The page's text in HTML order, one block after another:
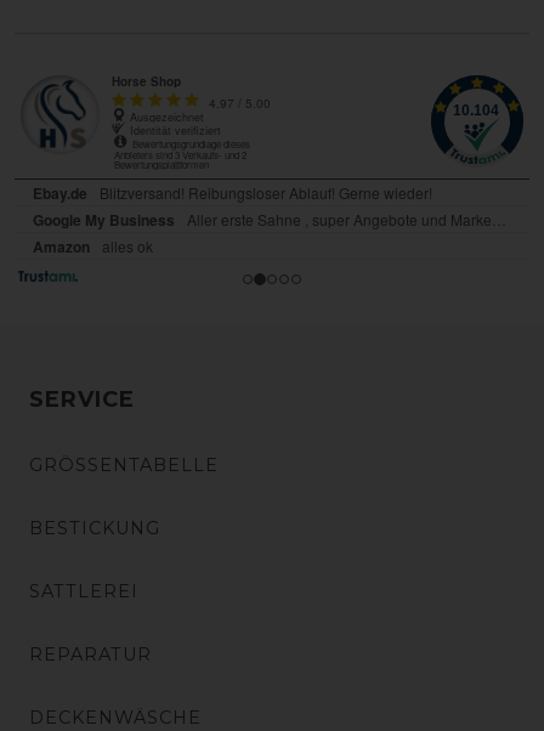
SERVICE
GRÖSSENTABELLE
BESTICKUNG
SATTLEREI
REPARATUR
DECKENWÄSCHE